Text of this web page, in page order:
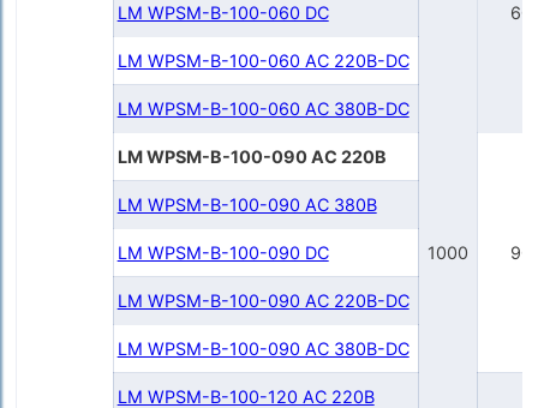
1000
LM WPSM-B-100-060 DC
LM WPSM-B-100-060 AC 220В-DC
LM WPSM-B-100-060 AC 380В-DC
LM WPSM-B-100-090 AC 220В
LM WPSM-B-100-090 AC 380В
LM WPSM-B-100-090 DC
LM WPSM-B-100-090 AC 220B-DC
LM WPSM-B-100-090 AC 380B-DC
LM WPSM-B-100-120 AC 220B